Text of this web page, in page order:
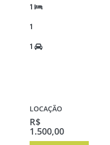
1
1
1
LOCAÇÃO
R$
1.500,00